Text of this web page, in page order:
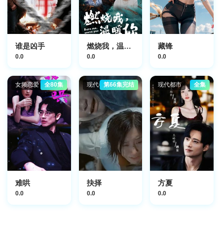
谁是凶手
0.0
燃烧我，温暖你
0.0
藏锋
0.0
女频恋爱 全80集
难哄
0.0
现代都市第66集完结
抉择
0.0
现代都市 全集
方夏
0.0